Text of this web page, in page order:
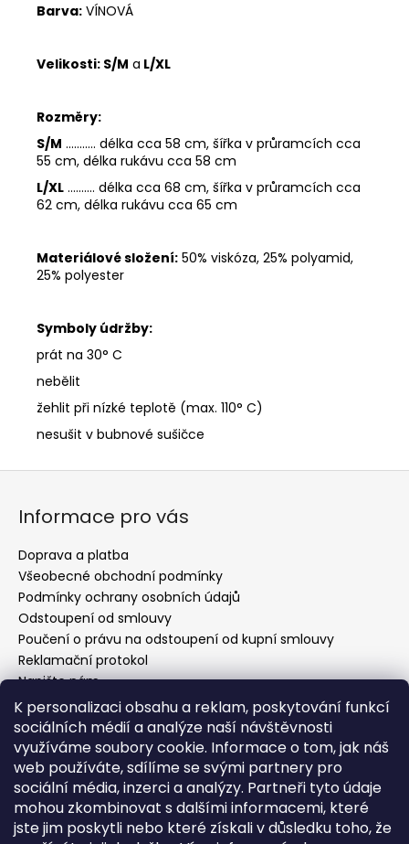
K personalizaci obsahu a reklam, poskytování funkcí
sociálních médií a analýze naší návštěvnosti
využíváme soubory cookie. Informace o tom, jak náš
web používáte, sdílíme se svými partnery pro
sociální média, inzerci a analýzy. Partneři tyto údaje
mohou zkombinovat s dalšími informacemi, které
jste jim poskytli nebo které získali v důsledku toho, že
Barva: VÍNOVÁ
Velikosti: S/M a L/XL
Rozměry:
S/M ........... délka cca 58 cm, šířka v průramcích cca
55 cm, délka rukávu cca 58 cm
L/XL .......... délka cca 68 cm, šířka v průramcích cca
62 cm, délka rukávu cca 65 cm
Materiálové složení: 50% viskóza, 25% polyamid,
25% polyester
Symboly údržby:
prát na 30° C
nebělit
žehlit při nízké teplotě (max. 110° C)
nesušit v bubnové sušičce
Z
Informace pro vás
Doprava a platba
Všeobecné obchodní podmínky
Podmínky ochrany osobních údajů
Odstoupení od smlouvy
Poučení o právu na odstoupení od kupní smlouvy
Reklamační protokol
Napište nám
Kontakty
Kontakt
info@evelin-chic.cz
797 751 760